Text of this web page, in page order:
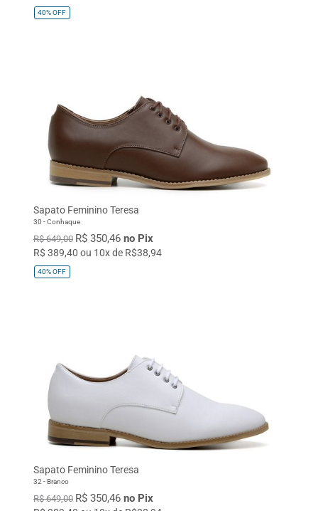
40%OFF
Sapato Feminino Teresa
30 - Conhaque
R$ 649,00 R$ 350,46 no Pix
R$ 389,40 ou 10x de R$38,94
40%OFF
Sapato Feminino Teresa
32 - Branco
R$ 649,00 R$ 350,46 no Pix